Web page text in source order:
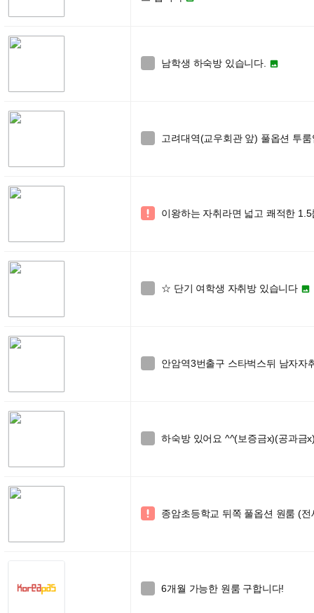
남학생 하숙방 있습니다. 
고려대역(교우회관 앞) 풀옵션 투
 이왕하는 자취라면 넓고 쾌적한
☆ 단기 여학생 자취방 있습니다 
안암역3번출구 스타벅스뒤 남자자
하숙방 있어요 ^^(보증금x)(공과금
 종암초등학교 뒤쪽 풀옵션 원룸 (전
6개월 가능한 원룸 구합니다!